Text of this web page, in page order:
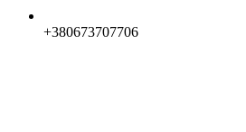
+380673707706